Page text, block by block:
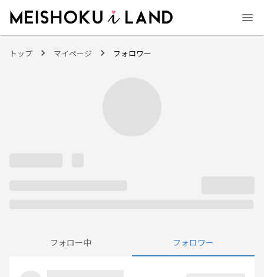
トップ マイページ フォロワー
フォロー中 フォロワー